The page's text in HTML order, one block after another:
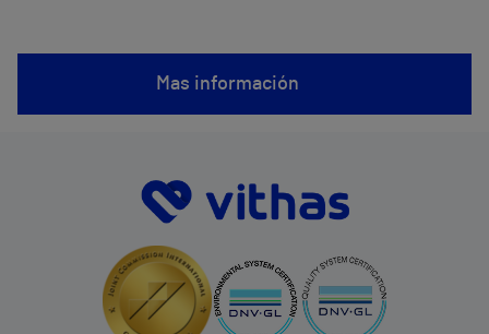
Mas información